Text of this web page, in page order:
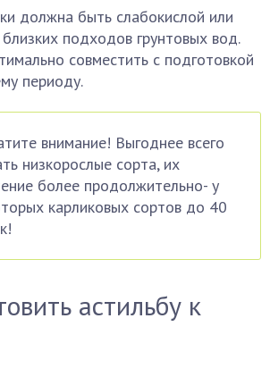
должна быть слабокислой или
подходов грунтовых вод.
совместить с подготовкой
периоду.
внимание! Выгоднее всего
низкорослые сорта, их
более продолжительно- у
карликовых сортов до 40
астильбу к